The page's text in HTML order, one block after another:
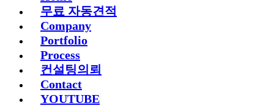
무료 자동견적
Company
Portfolio
Process
컨설팅의뢰
Contact
YOUTUBE